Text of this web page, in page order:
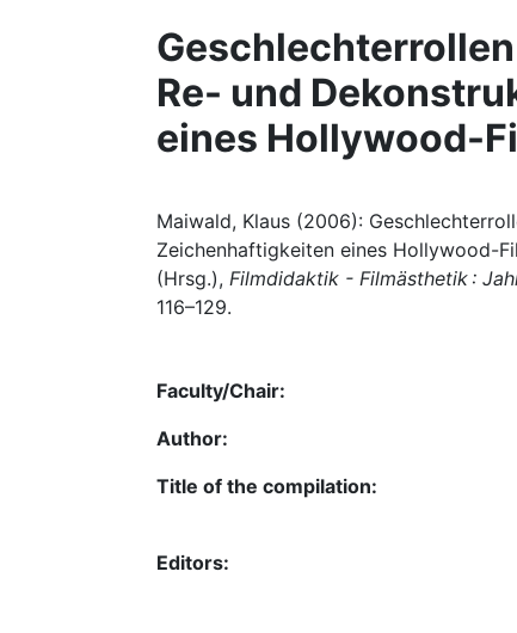
Re- und
eines Hollywood-
Maiwald, Klaus (2006):
Zeichenhaftigkeiten eines Hollywood-
(Hrsg.), Filmdidaktik - Filmästhetik :
116–129.
Faculty/Chair:
Author:
Title of the compilation:
Editors: